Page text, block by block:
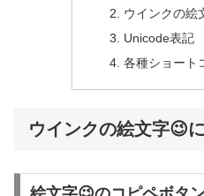
ウインクの絵
Unicode表記
各種ショート
ウインクの絵文字😉